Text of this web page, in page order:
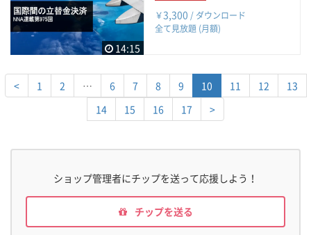
14:15
￥3,300 / ダウンロード
全て見放題 (月額)
< 1 2 … 6 7 8 9 10 11 12
13
14
15 16 17 >
ショップ管理者にチップを送って応援しよう！
チップを送る